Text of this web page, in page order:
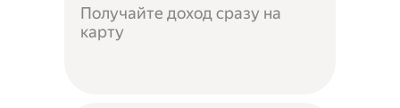
Получайте доход сразу на
карту